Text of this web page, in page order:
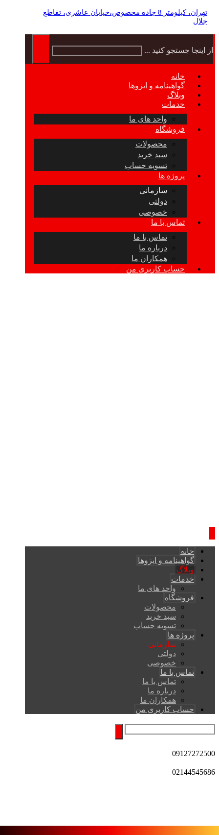
تهران، کیلومتر 8 جاده مخصوص،خیابان عاشری، تقاطع
جلال
از اینجا جستجو کنید ...
خانه
گواهینامه و ایزوها
وبلاگ
خدمات
واحد های ما
فروشگاه
محصولات
سبد خرید
تسویه حساب
پروژه ها
سازمانی
دولتی
خصوصی
تماس با ما
تماس با ما
درباره ما
همکاران ما
حساب کاربری من
خانه
گواهینامه و ایزوها
وبلاگ
خدمات
واحد های ما
فروشگاه
محصولات
سبد خرید
تسویه حساب
پروژه ها
سازمانی
دولتی
خصوصی
تماس با ما
تماس با ما
درباره ما
همکاران ما
حساب کاربری من
09127272500
02144545686